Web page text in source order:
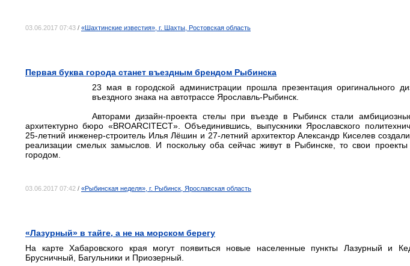
03.06.2017 07:43 / «Шахтинские известия», г. Шахты, Ростовская область
Первая буква города станет въездным брендом Рыбинска
23 мая в городской администрации прошла презентация оригинального
въездного знака на автотрассе Ярославль-Рыбинск.
Авторами дизайн-проекта стелы при въезде в Рыбинск стали
архитектурно бюро «BROARCITECT». Объединившись, выпускники Ярославского
25-летний инженер-строитель Илья Лёшин и 27-летний архитектор Александр Киселев создали
реализации смелых замыслов. И поскольку оба сейчас живут в Рыбинске, то свои
городом.
03.06.2017 07:42 / «Рыбинская неделя», г. Рыбинск, Ярославская область
«Лазурный» в тайге, а не на морском берегу
На карте Хабаровского края могут появиться новые населенные пункты Лазурный и
Брусничный, Багульники и Приозерный.